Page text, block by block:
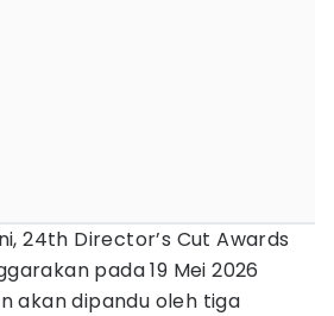
24th Director’s Cut Awards
pada 19 Mei 2026
akan dipandu oleh tiga